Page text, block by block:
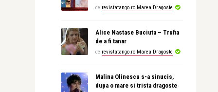
de revistatango.ro Marea Dragoste
Alice Nastase Buciuta – Trufia
de a fi tanar
de revistatango.ro Marea Dragoste
Malina Olinescu s-a sinucis,
dupa o mare si trista dragoste